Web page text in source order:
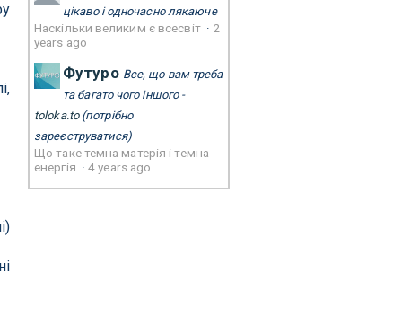
цікаво і одночасно лякаюче
Наскільки великим є всесвіт · 2
years ago
Футуро Все, що вам треба
та багато чого іншого -
toloka.to(потрібно
зареєструватися)
Що таке темна матерія і темна
енергія ·4 years ago